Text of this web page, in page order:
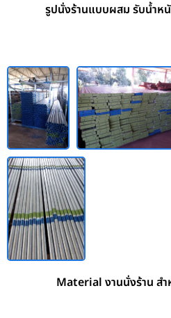
รูปนั่งร้านแบบผสม รับน้ำห
Material งานนั่งร้าน ส